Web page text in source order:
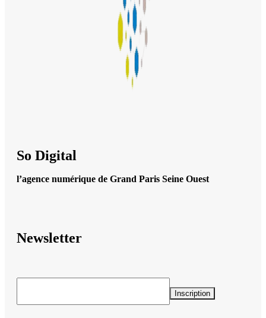
So Digital
l’agence numérique de Grand Paris Seine Ouest
Newsletter